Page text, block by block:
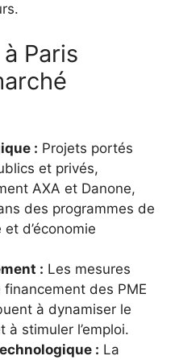
Paris
: Projets portés
et privés,
AXA et Danone,
des programmes de
d’économie
: Les mesures
des PME
à dynamiser le
à stimuler l’emploi.
: La